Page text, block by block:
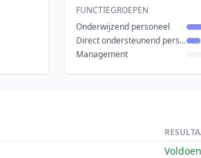
FUNCTIEGROEPEN
Onderwijzend personeel
Direct ondersteunend personeel
Management